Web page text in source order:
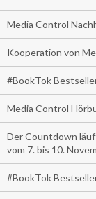
Media Control
Kooperation von
#BookTok
Media Control
Der Countdown
vom 7. bis 10.
#BookTok